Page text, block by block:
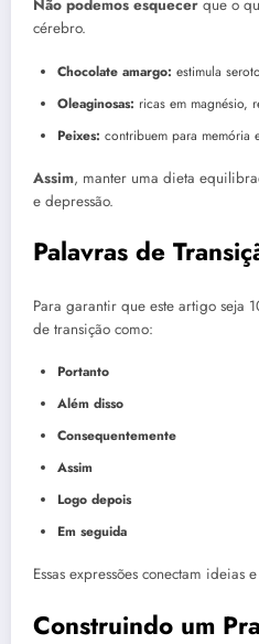
Não podemos esquecer que o
cérebro.
Chocolate amargo: estimula
Oleaginosas: ricas em magnésio,
Peixes: contribuem para memória
Assim, manter uma dieta
e depressão.
Palavras de
Para garantir que este artigo seja
de transição como:
Portanto
Além disso
Consequentemente
Assim
Logo depois
Em seguida
Essas expressões conectam
Construindo um